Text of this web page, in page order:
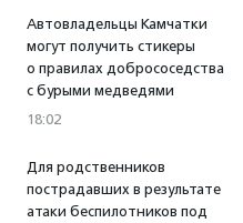
Автовладельцы Камчатки
могут получить стикеры
о правилах добрососедства
с бурыми медведями
18:02
Для родственников
пострадавших в результате
атаки беспилотников под